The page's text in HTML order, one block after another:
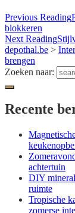
Previous Reading
blokkeren
Next Reading
depothal.be >
brengen
Zoeken naar:
Recente
achtertuin
DIY
ruimte
Tropische
zomerse